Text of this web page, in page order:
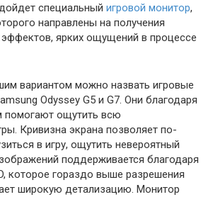
специальный игровой монитор,
направлены на получения
ярких ощущений в процессе
вариантом можно назвать игровые
Odyssey G5 и G7. Они благодаря
помогают ощутить всю
Кривизна экрана позволяет по-
в игру, ощутить невероятный
поддерживается благодаря
которое гораздо выше разрешения
широкую детализацию. Монитор